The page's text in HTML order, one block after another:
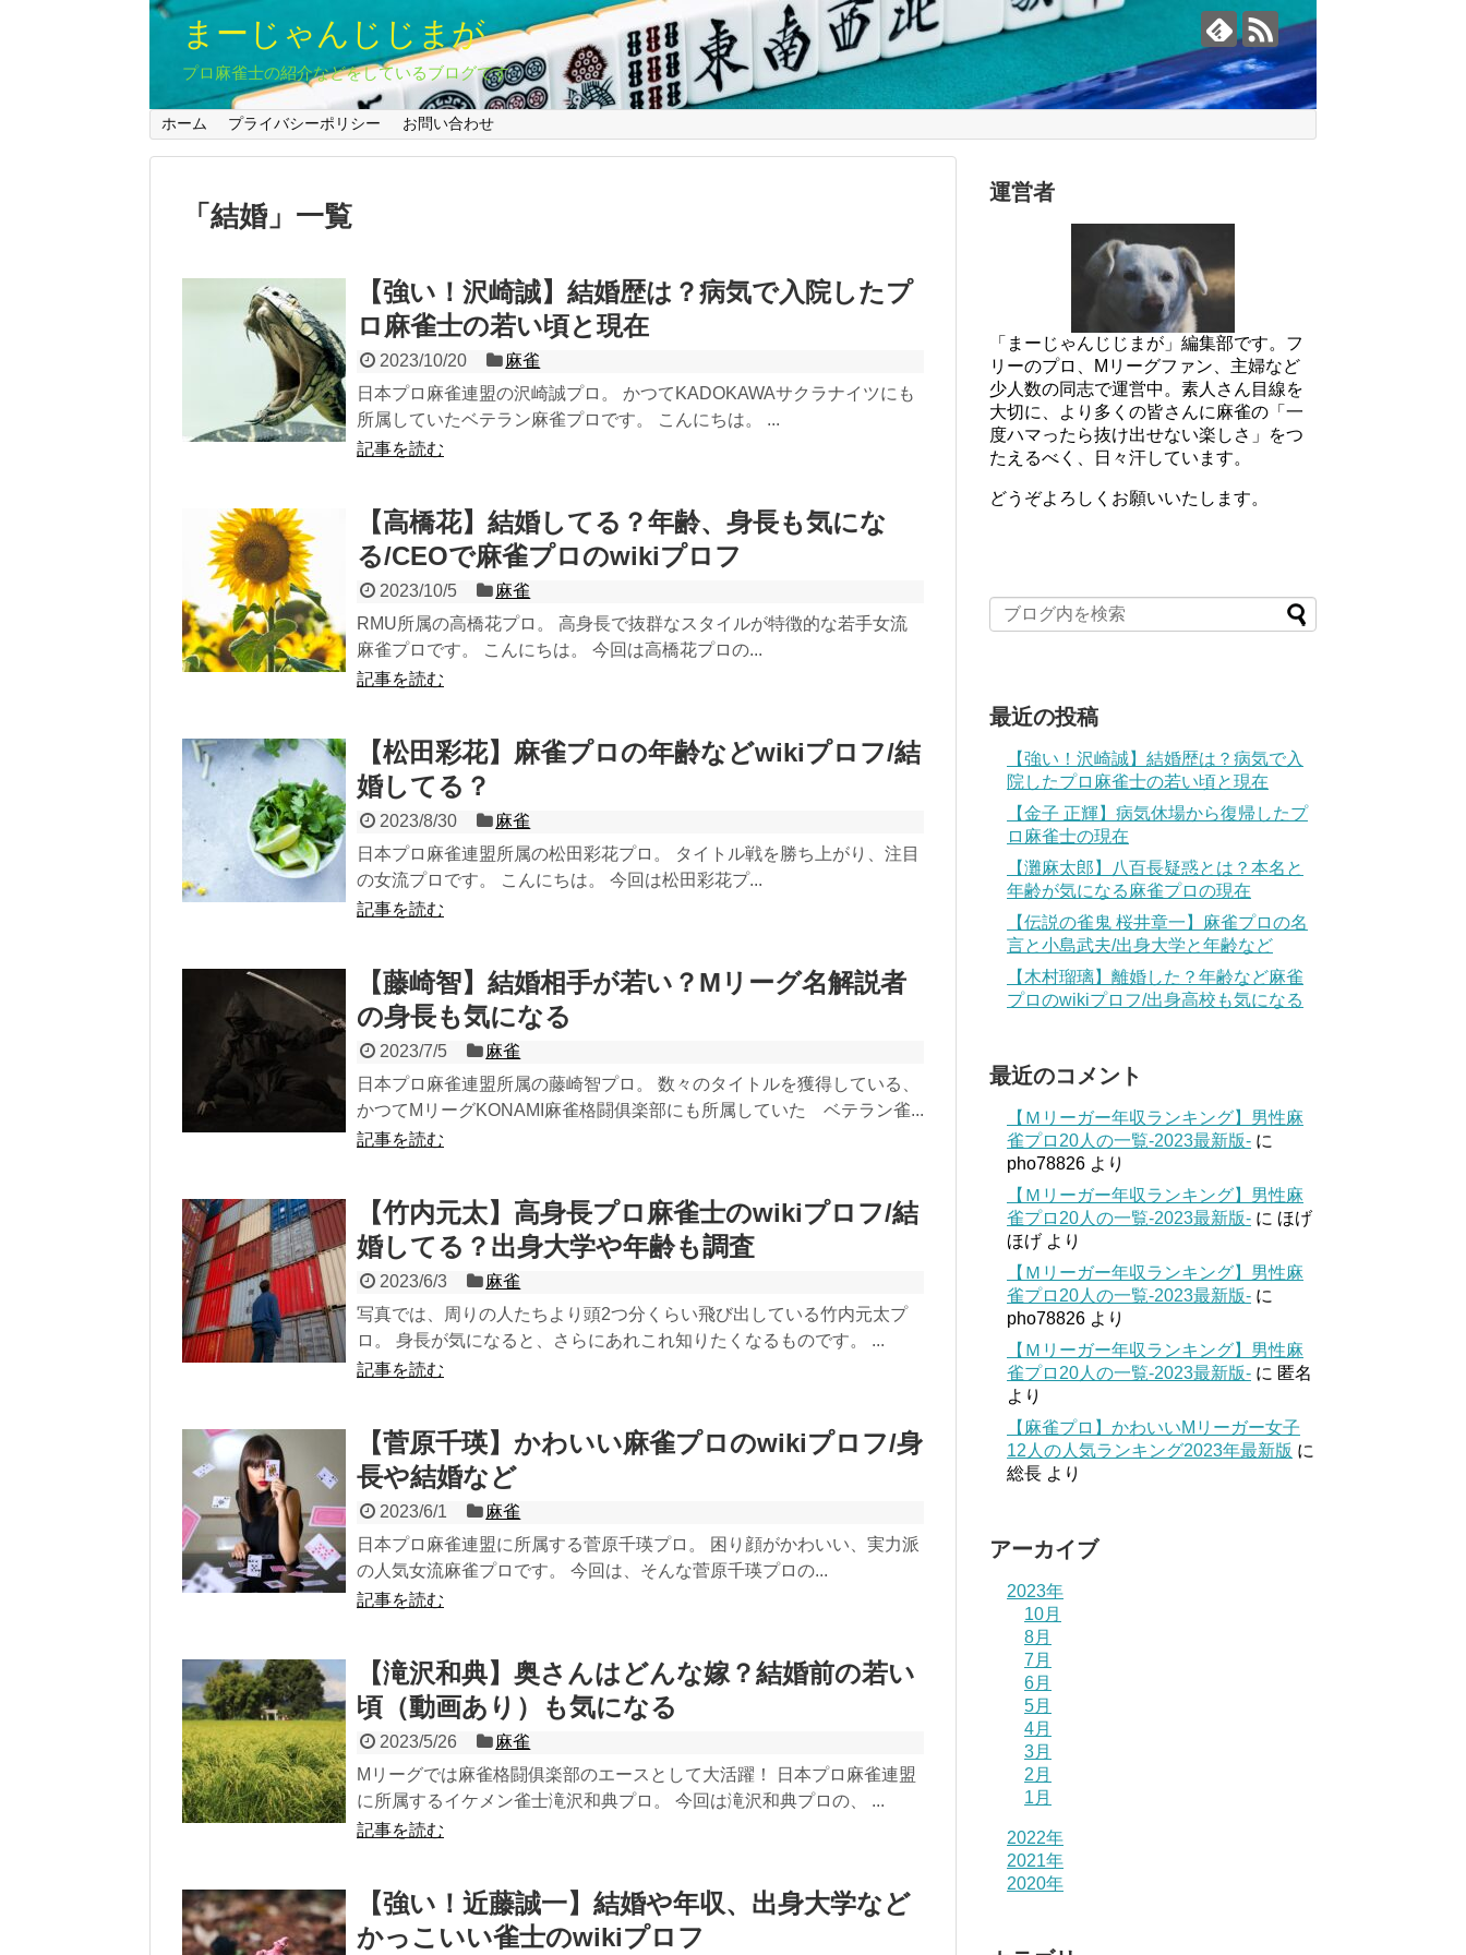
まーじゃんじじまが
プロ麻雀士の紹介などをしているブログです
ホーム プライバシーポリシー お問い合わせ
「 結婚 」 一覧
【強い！沢崎誠】結婚歴は？病気で入院したプ
ロ麻雀士の若い頃と現在
2023/10/20
麻雀
日本プロ麻雀連盟の沢崎誠プロ。 かつてKADOKAWAサクラナイツにも
所属していたベテラン麻雀プロです。 こんにちは。 ...
記事を読む
【高橋花】結婚してる？年齢、身長も気にな
る/CEOで麻雀プロのwikiプロフ
2023/10/5
麻雀
RMU所属の高橋花プロ。 高身長で抜群なスタイルが特徴的な若手女流
麻雀プロです。 こんにちは。 今回は高橋花プロの...
記事を読む
【松田彩花】麻雀プロの年齢などwikiプロフ/結
婚してる？
2023/8/30
麻雀
日本プロ麻雀連盟所属の松田彩花プロ。 タイトル戦を勝ち上がり、注目
の女流プロです。 こんにちは。 今回は松田彩花プ...
記事を読む
【藤崎智】結婚相手が若い？Mリーグ名解説者
の身長も気になる
2023/7/5
麻雀
日本プロ麻雀連盟所属の藤崎智プロ。 数々のタイトルを獲得している、
かつてMリーグKONAMI麻雀格闘俱楽部にも所属していた ベテラン雀...
記事を読む
【竹内元太】高身長プロ麻雀士のwikiプロフ/結
婚してる？出身大学や年齢も調査
2023/6/3
麻雀
写真では、周りの人たちより頭2つ分くらい飛び出している竹内元太プ
ロ。 身長が気になると、さらにあれこれ知りたくなるものです。 ...
記事を読む
【菅原千瑛】かわいい麻雀プロのwikiプロフ/身
長や結婚など
2023/6/1
麻雀
日本プロ麻雀連盟に所属する菅原千瑛プロ。 困り顔がかわいい、実力派
の人気女流麻雀プロです。 今回は、そんな菅原千瑛プロの...
記事を読む
【滝沢和典】奥さんはどんな嫁？結婚前の若い
頃（動画あり）も気になる
2023/5/26
麻雀
Mリーグでは麻雀格闘俱楽部のエースとして大活躍！ 日本プロ麻雀連盟
に所属するイケメン雀士滝沢和典プロ。 今回は滝沢和典プロの、 ...
記事を読む
【強い！近藤誠一】結婚や年収、出身大学など
かっこいい雀士のwikiプロフ
運営者
「まーじゃんじじまが」編集部です。フ
リーのプロ、Mリーグファン、主婦など
少人数の同志で運営中。素人さん目線を
大切に、より多くの皆さんに麻雀の「一
度ハマったら抜け出せない楽しさ」をつ
たえるべく、日々汗しています。
どうぞよろしくお願いいたします。
最近の投稿
【強い！沢崎誠】結婚歴は？病気で入
院したプロ麻雀士の若い頃と現在
【金子 正輝】病気休場から復帰したプ
ロ麻雀士の現在
【灘麻太郎】八百長疑惑とは？本名と
年齢が気になる麻雀プロの現在
【伝説の雀鬼 桜井章一】麻雀プロの名
言と小島武夫/出身大学と年齢など
【木村瑠璃】離婚した？年齢など麻雀
プロのwikiプロフ/出身高校も気になる
最近のコメント
【Ｍリーガー年収ランキング】男性麻
雀プロ20人の一覧-2023最新版- に
pho78826 より
【Ｍリーガー年収ランキング】男性麻
雀プロ20人の一覧-2023最新版- に ほげ
ほげ より
【Ｍリーガー年収ランキング】男性麻
雀プロ20人の一覧-2023最新版- に
pho78826 より
【Ｍリーガー年収ランキング】男性麻
雀プロ20人の一覧-2023最新版- に 匿名
より
【麻雀プロ】かわいいMリーガー女子
12人の人気ランキング2023年最新版 に
総長 より
アーカイブ
2023年
10月
8月
7月
6月
5月
4月
3月
2月
1月
2022年
2021年
2020年